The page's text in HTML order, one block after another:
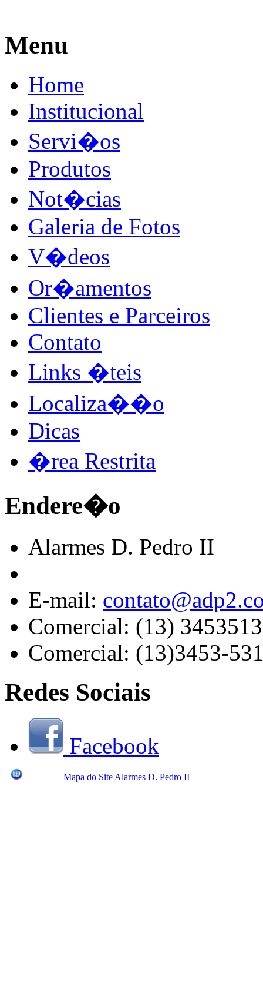
Menu
Home
Institucional
Servi�os
Produtos
Not�cias
Galeria de Fotos
V�deos
Or�amentos
Clientes e Parceiros
Contato
Links �teis
Localiza��o
Dicas
�rea Restrita
Endere�o
Alarmes D. Pedro II
E-mail:
Comercial: (13)
Comercial: (13)3453-
Redes Sociais
Facebook
Mapa do Site Alarmes D. Pedro II